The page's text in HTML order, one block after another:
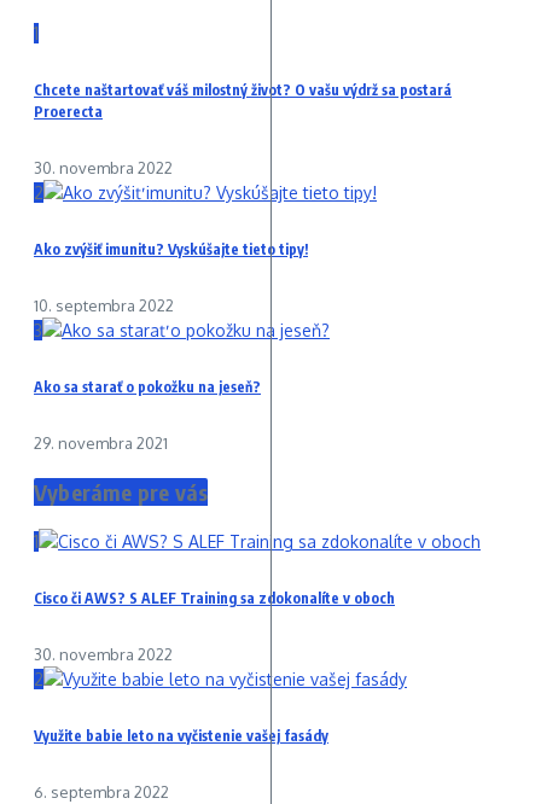
1
Chcete naštartovať váš milostný život? O vašu výdrž sa postará
Proerecta
30. novembra 2022
2
Ako zvýšiť imunitu? Vyskúšajte tieto tipy!
10. septembra 2022
3
Ako sa starať o pokožku na jeseň?
29. novembra 2021
Vyberáme pre vás
1
Cisco či AWS? S ALEF Training sa zdokonalíte v oboch
30. novembra 2022
2
Využite babie leto na vyčistenie vašej fasády
6. septembra 2022